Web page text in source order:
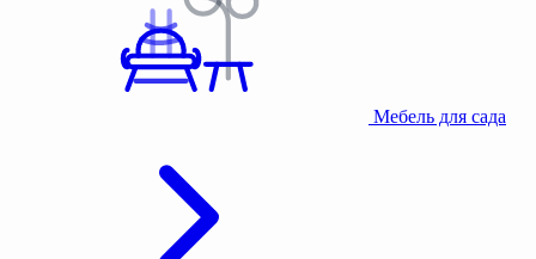
Мебель для сада